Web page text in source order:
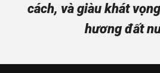
cách, và giàu khát
hương đất